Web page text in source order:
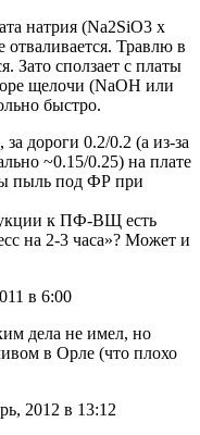
натрия (Na2SiO3 x
Травлю в
Зато сползает с платы
щелочи (NaOH или
быстро.
дороги 0.2/0.2 (а из-за
~0.15/0.25) на плате
пыль под ФР при
к ПФ-ВЩ есть
на 2-3 часа»? Может и
в 6:00
дела не имел, но
в Орле (что плохо
2012 в 13:12